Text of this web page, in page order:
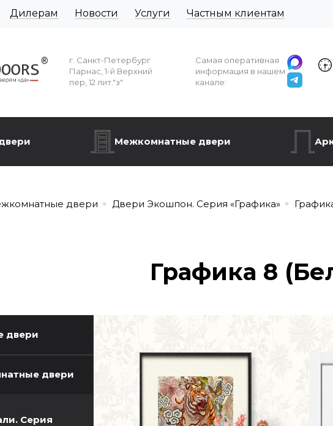
Дилерам Новости Услуги Частным клиентам
г. Санкт-Петербург
Парнас, 1-й Верхний
пер, 12 лит."з"
Самая оперативная
информация в нашем
канале:
Межкомнатные двери
двери Двери Экошпон. Серия «Графика»
Графика 8
двери
двери
Серия